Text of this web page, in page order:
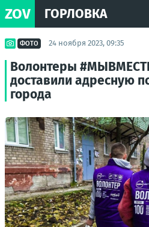
ZOV ГОРЛОВКА
ФОТО 24 ноября 2023, 09:35
Волонтеры
доставили адресную
города